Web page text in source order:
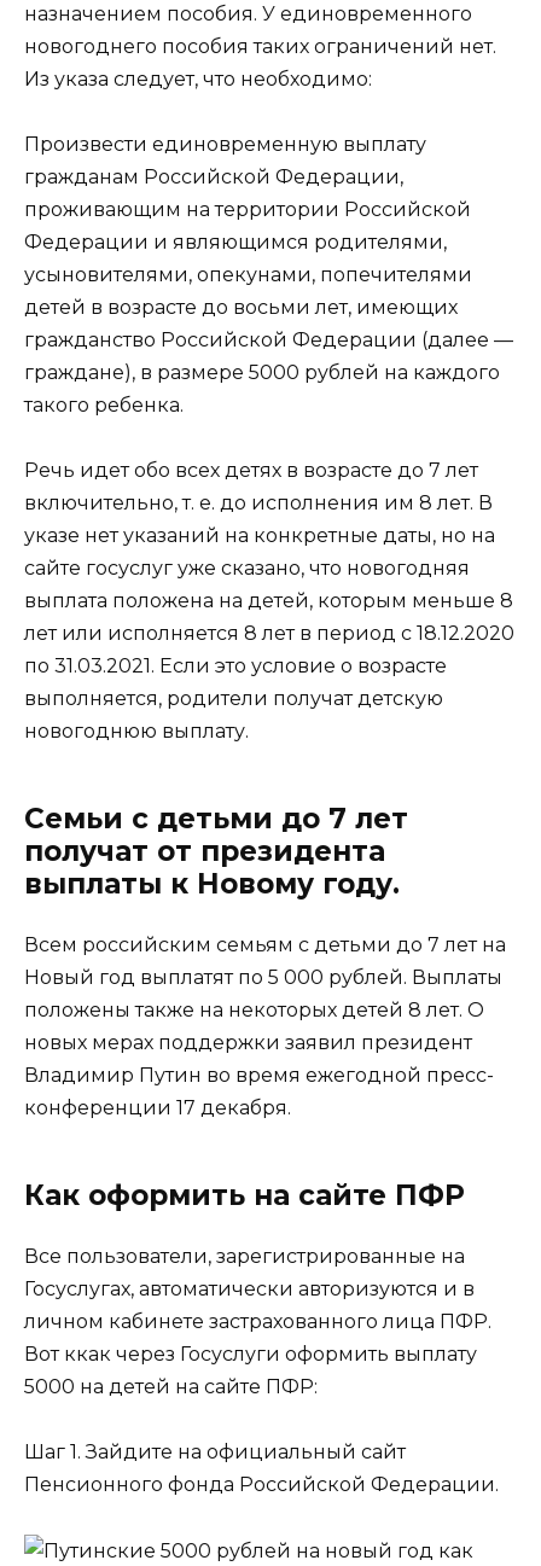
назначением пособия. У единовременного
новогоднего пособия таких ограничений нет.
Из указа следует, что необходимо:
Произвести единовременную выплату
гражданам Российской Федерации,
проживающим на территории Российской
Федерации и являющимся родителями,
усыновителями, опекунами, попечителями
детей в возрасте до восьми лет, имеющих
гражданство Российской Федерации (далее —
граждане), в размере 5000 рублей на каждого
такого ребенка.
Речь идет обо всех детях в возрасте до 7 лет
включительно, т. е. до исполнения им 8 лет. В
указе нет указаний на конкретные даты, но на
сайте госуслуг уже сказано, что новогодняя
выплата положена на детей, которым меньше 8
лет или исполняется 8 лет в период с 18.12.2020
по 31.03.2021. Если это условие о возрасте
выполняется, родители получат детскую
новогоднюю выплату.
Семьи с детьми до 7 лет
получат от президента
выплаты к Новому году.
Всем российским семьям с детьми до 7 лет на
Новый год выплатят по 5 000 рублей. Выплаты
положены также на некоторых детей 8 лет. О
новых мерах поддержки заявил президент
Владимир Путин во время ежегодной пресс-
конференции 17 декабря.
Как оформить на сайте ПФР
Все пользователи, зарегистрированные на
Госуслугах, автоматически авторизуются и в
личном кабинете застрахованного лица ПФР.
Вот ккак через Госуслуги оформить выплату
5000 на детей на сайте ПФР:
Шаг 1. Зайдите на официальный сайт
Пенсионного фонда Российской Федерации.